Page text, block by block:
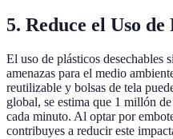
5. Reduce el Uso de
El uso de plásticos desechables
amenazas para el medio
reutilizable y bolsas de tela
global, se estima que 1 millón
cada minuto. Al optar por
contribuyes a reducir este